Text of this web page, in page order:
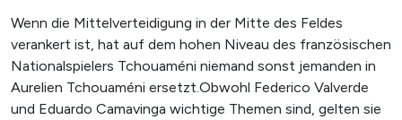
Wenn die Mittelverteidigung in der Mitte des Feldes
verankert ist, hat auf dem hohen Niveau des französischen
Nationalspielers Tchouaméni niemand sonst jemanden in
Aurelien Tchouaméni ersetzt.Obwohl Federico Valverde
und Eduardo Camavinga wichtige Themen sind, gelten sie